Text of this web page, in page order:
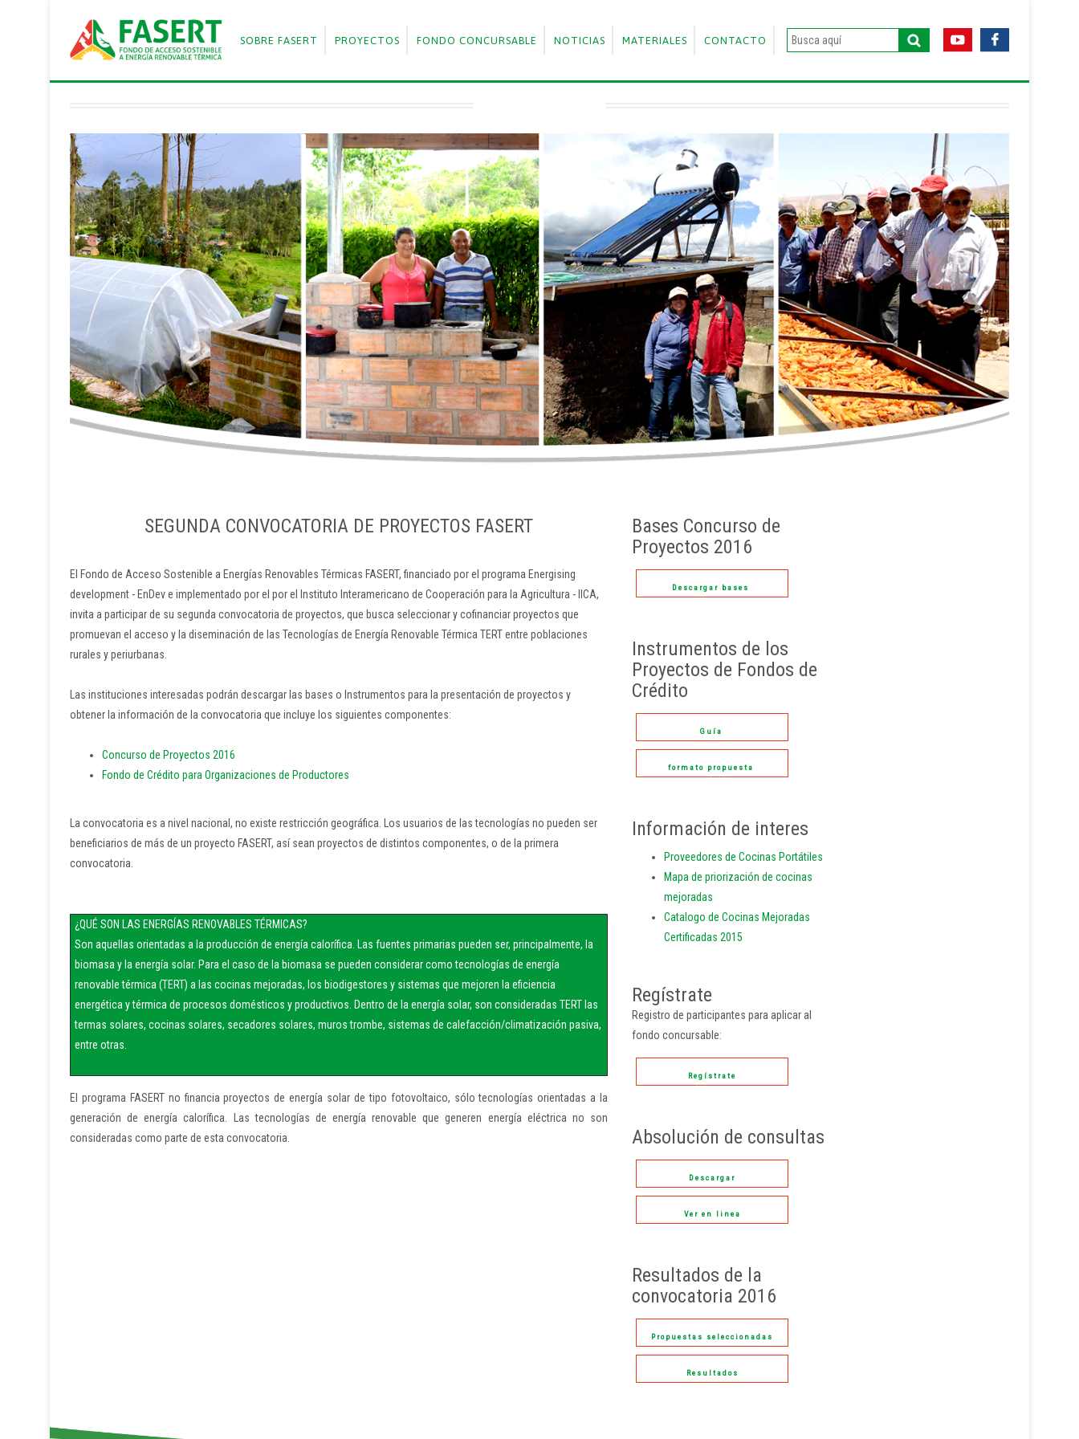
SOBRE FASERT PROYECTOS FONDO CONCURSABLE NOTICIAS MATERIALES CONTACTO
SEGUNDA CONVOCATORIA DE PROYECTOS FASERT
El Fondo de Acceso Sostenible a Energías Renovables Térmicas FASERT, financiado por el programa Energising
development - EnDev e implementado por el por el Instituto Interamericano de Cooperación para la Agricultura - IICA,
invita a participar de su segunda convocatoria de proyectos, que busca seleccionar y cofinanciar proyectos que
promuevan el acceso y la diseminación de las Tecnologías de Energía Renovable Térmica TERT entre poblaciones
rurales y periurbanas.
Las instituciones interesadas podrán descargar las bases o Instrumentos para la presentación de proyectos y
obtener la información de la convocatoria que incluye los siguientes componentes:
Concurso de Proyectos 2016
Fondo de Crédito para Organizaciones de Productores
La convocatoria es a nivel nacional, no existe restricción geográfica. Los usuarios de las tecnologías no pueden ser
beneficiarios de más de un proyecto FASERT, así sean proyectos de distintos componentes, o de la primera
convocatoria.
¿QUÉ SON LAS ENERGÍAS RENOVABLES TÉRMICAS?
Son aquellas orientadas a la producción de energía calorífica. Las fuentes primarias pueden ser, principalmente, la
biomasa y la energía solar. Para el caso de la biomasa se pueden considerar como tecnologías de energía
renovable térmica (TERT) a las cocinas mejoradas, los biodigestores y sistemas que mejoren la eficiencia
energética y térmica de procesos domésticos y productivos. Dentro de la energía solar, son consideradas TERT las
termas solares, cocinas solares, secadores solares, muros trombe, sistemas de calefacción/climatización pasiva,
entre otras.
El programa FASERT no financia proyectos de energía solar de tipo fotovoltaico, sólo tecnologías orientadas a la
generación de energía calorífica. Las tecnologías de energía renovable que generen energía eléctrica no son
consideradas como parte de esta convocatoria.
Bases Concurso de
Proyectos 2016
Descargar bases
Instrumentos de los
Proyectos de Fondos de
Crédito
Guía
formato propuesta
Información de interes
Proveedores de Cocinas Portátiles
Mapa de priorización de cocinas
mejoradas
Catalogo de Cocinas Mejoradas
Certificadas 2015
Regístrate
Registro de participantes para aplicar al
fondo concursable:
Regístrate
Absolución de consultas
Descargar
Ver en linea
Resultados de la
convocatoria 2016
Propuestas seleccionadas
Resultados